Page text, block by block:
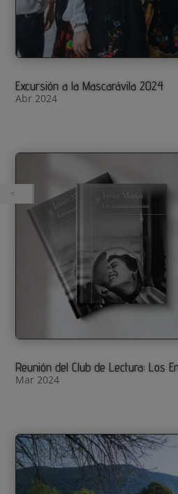
Excursión a la Mascarávila 2024
Abr 2024
Reunión del Club de Lectura: Los
Mar 2024